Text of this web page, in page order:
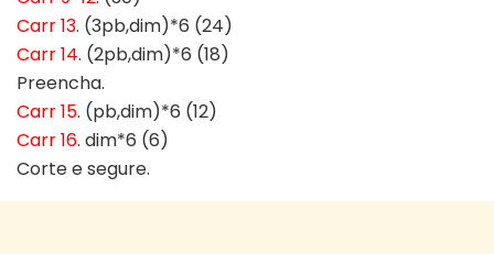
Carr 13. (3pb,dim)*6 (24)
Carr 14. (2pb,dim)*6 (18)
Preencha.
Carr 15. (pb,dim)*6 (12)
Carr 16. dim*6 (6)
Corte e segure.